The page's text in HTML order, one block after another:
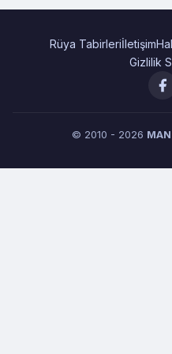
Rüya Tabirleriİletişim
Gizlilik
© 2010 - 2026 MAN